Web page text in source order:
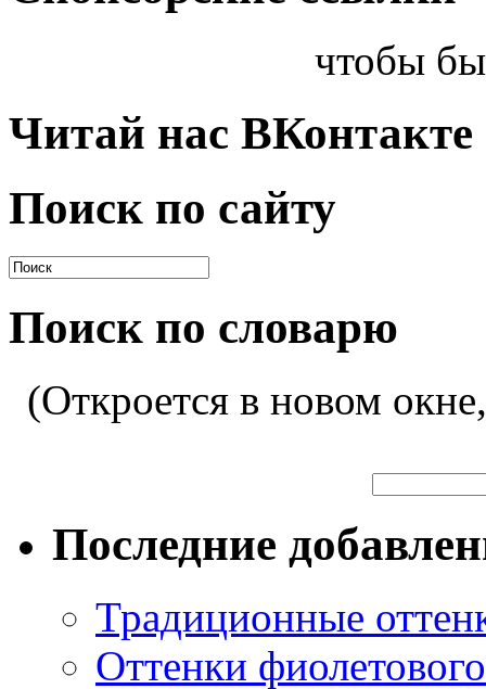
чтобы
Читай нас ВКонтакте
Поиск по сайту
Поиск по словарю
(Откроется в новом
Последние
Традиционные
Оттенки